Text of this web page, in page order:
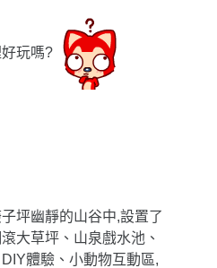
玩嗎?
坪幽靜的山谷中,設置了
大草坪、山泉戲水池、
體驗、小動物互動區,